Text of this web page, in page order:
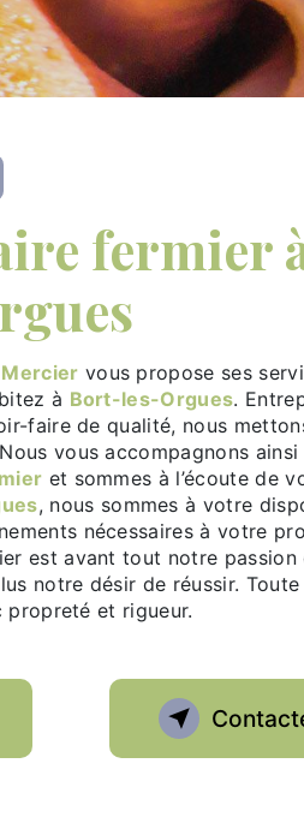
Mercier vous propose ses
à Bort-les-Orgues.
faire de qualité, nous
vous accompagnons
et sommes à l’écoute de
, nous sommes à votre
nécessaires à votre
est avant tout notre
notre désir de réussir.
et rigueur.